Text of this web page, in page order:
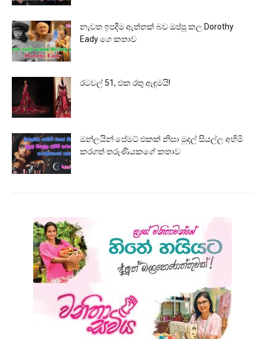
නැවත ඉපදීම ඇත්තක් බව ඔප්පු කල Dorothy
Eady ගෙ කතාව
රටවල් 51, එක රතු ඇඳුමයි!
ඔන්ලයින් පේමට් එකක් නිසා මුදල් සියල්ල අහිමි
කරගත් තරුණියකගේ කතාව